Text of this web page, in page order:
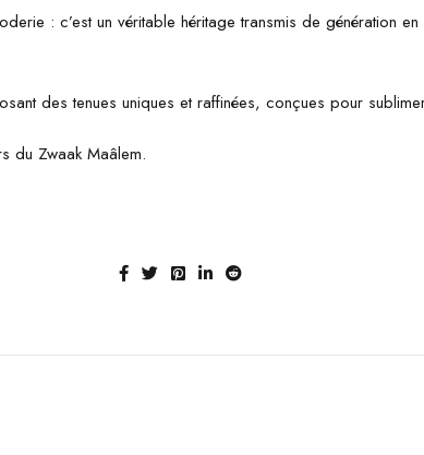
: c’est un véritable héritage transmis de génération
des tenues uniques et raffinées, conçues pour
du Zwaak Maâlem.